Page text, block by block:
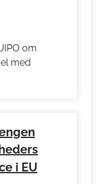
om
med
i EU